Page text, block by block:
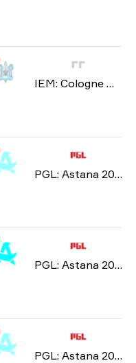
IEM: Cologne Major 2026
PGL: Astana 2026
PGL: Astana 2026
PGL: Astana 2026